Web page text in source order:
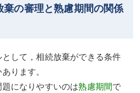
の審理と熟慮期間の関係
して，相続放棄ができる条件
ります。
になりやすいのは熟慮期間で